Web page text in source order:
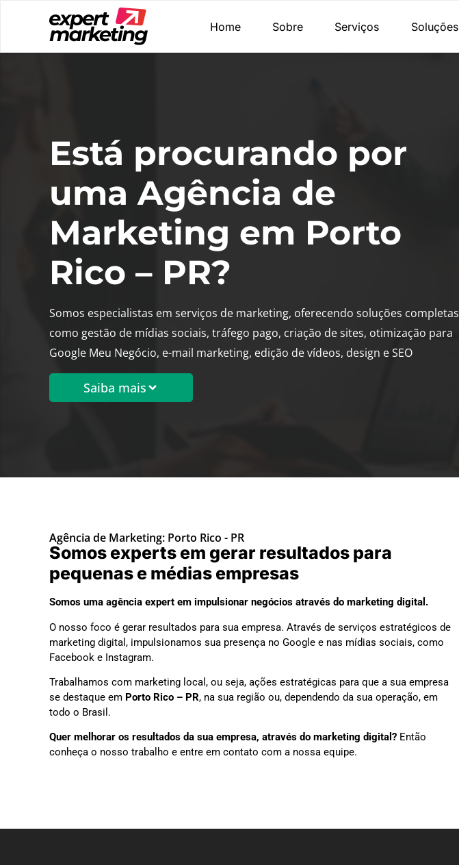
Home Sobre Serviços Soluções
Está procurando por
uma Agência de
Marketing em Porto
Rico – PR?
Somos especialistas em serviços de marketing, oferecendo soluções completas
como gestão de mídias sociais, tráfego pago, criação de sites, otimização para
Google Meu Negócio, e-mail marketing, edição de vídeos, design e SEO
Saiba mais
Agência de Marketing: Porto Rico - PR
Somos experts em gerar resultados para
pequenas e médias empresas
Somos uma agência expert em impulsionar negócios através do marketing digital.
O nosso foco é gerar resultados para sua empresa. Através de serviços estratégicos de
marketing digital, impulsionamos sua presença no Google e nas mídias sociais, como
Facebook e Instagram.
Trabalhamos com marketing local, ou seja, ações estratégicas para que a sua empresa
se destaque em Porto Rico – PR, na sua região ou, dependendo da sua operação, em
todo o Brasil.
Quer melhorar os resultados da sua empresa, através do marketing digital? Então
conheça o nosso trabalho e entre em contato com a nossa equipe.